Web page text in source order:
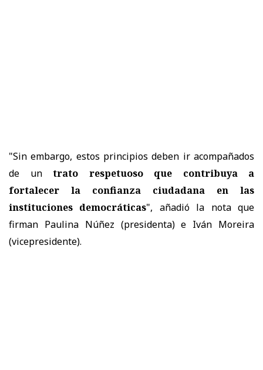
"Sin embargo, estos principios deben ir acompañados
de un trato respetuoso que contribuya a
fortalecer la confianza ciudadana en las
instituciones democráticas", añadió la nota que
firman Paulina Núñez (presidenta) e Iván Moreira
(vicepresidente).